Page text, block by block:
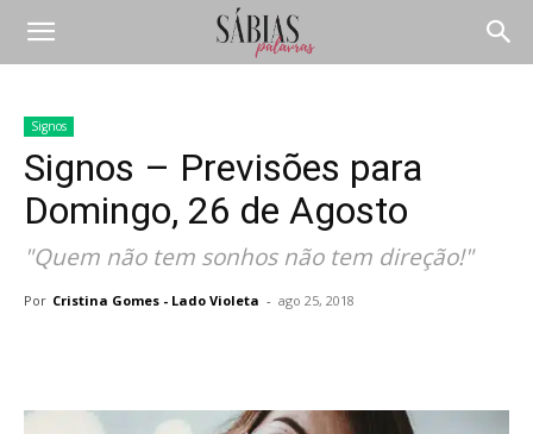
Signos
Signos – Previsões para
Domingo, 26 de Agosto
"Quem não tem sonhos não tem direção!"
Por Cristina Gomes - Lado Violeta - ago 25, 2018